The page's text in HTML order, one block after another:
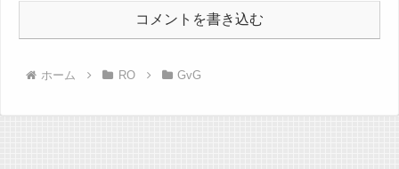
コメントを書き込む
ホーム RO GvG